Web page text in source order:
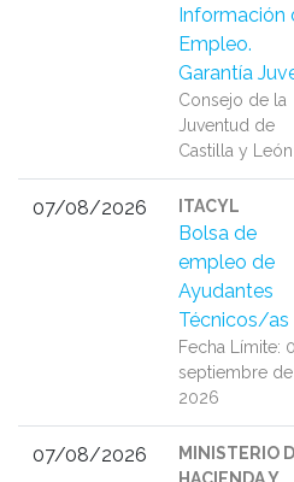
Información
Empleo.
Garantía
Consejo de la
Juventud de
Castilla y León
07/08/2026 ITACYL
Bolsa de
empleo de
Ayudantes
Técnicos/as
Fecha Límite:
septiembre de
2026
07/08/2026
MINISTERIO